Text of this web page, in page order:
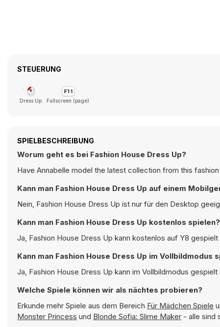
STEUERUNG
Dress Up Fullscreen (page)
SPIELBESCHREIBUNG
Worum geht es bei Fashion House Dress Up?
Have Annabelle model the latest collection from this
Kann man Fashion House Dress Up auf einem
Nein, Fashion House Dress Up ist nur für den Desktop
Kann man Fashion House Dress Up kostenlos spielen?
Ja, Fashion House Dress Up kann kostenlos auf Y8
Kann man Fashion House Dress Up im Vollbildmodus
Ja, Fashion House Dress Up kann im Vollbildmodus
Welche Spiele können wir als nächtes probieren?
Erkunde mehr Spiele aus dem Bereich Für Mädchen Spiele
Monster Princess und Blonde Sofia: Slime Maker - alle sind